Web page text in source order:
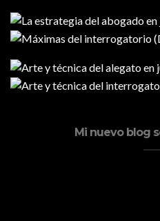
Mi nuevo blog